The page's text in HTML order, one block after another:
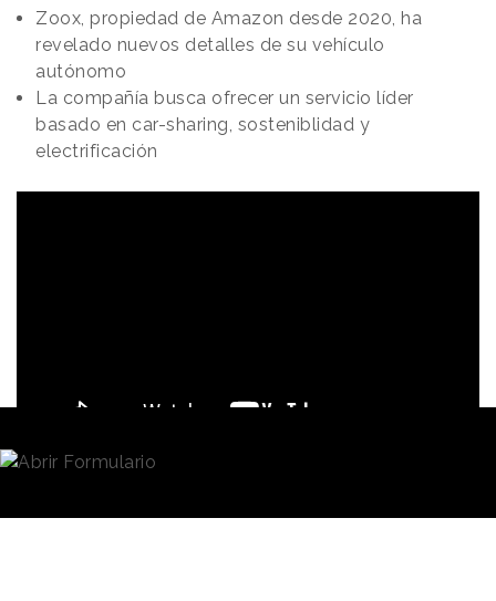
Zoox, propiedad de Amazon desde 2020, ha
revelado nuevos detalles de su vehículo
autónomo
La compañía busca ofrecer un servicio líder
basado en car-sharing, sosteniblidad y
electrificación
Aunque presentó su primer prototipo de robotaxi en